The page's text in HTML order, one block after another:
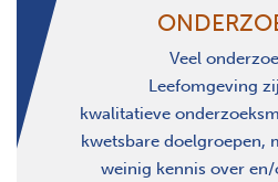
Veel
Leefomgeving
kwalitatieve
kwetsbare doelgroepen,
weinig kennis over